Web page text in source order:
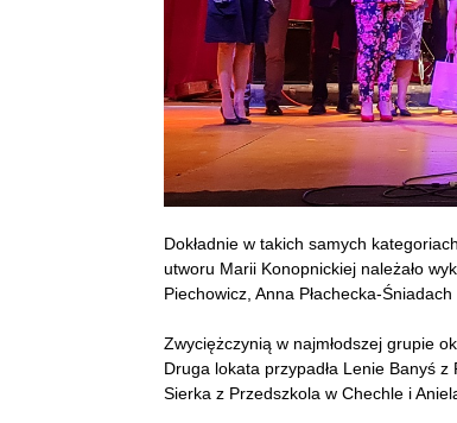
Dokładnie w takich samych
utworu Marii Konopnickiej należało
Piechowicz, Anna Płachecka-Śniadach
Zwyciężczynią w najmłodszej grupie
Druga lokata przypadła Lenie Banyś
Sierka z Przedszkola w Chechle i